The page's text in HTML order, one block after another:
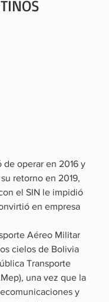
de operar en 2016 y
retorno en 2019,
el SIN le impidió
en empresa
Aéreo Militar
cielos de Bolivia
Transporte
una vez que la
y